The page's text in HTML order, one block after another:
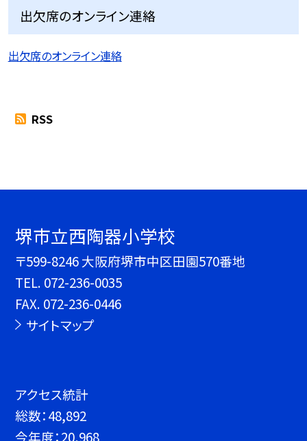
出欠席のオンライン連絡
出欠席のオンライン連絡
RSS
堺市立西陶器小学校
〒599-8246 大阪府堺市中区田園570番地
TEL. 072-236-0035
FAX. 072-236-0446
サイトマップ
アクセス統計
総数：48,892
今年度：20,968